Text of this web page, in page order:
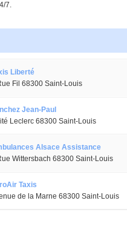
7.
Liberté
Fil 68300 Saint-Louis
Jean-Paul
Leclerc 68300 Saint-Louis
Alsace Assistance
Wittersbach 68300 Saint-Louis
Taxis
de la Marne 68300 Saint-Louis